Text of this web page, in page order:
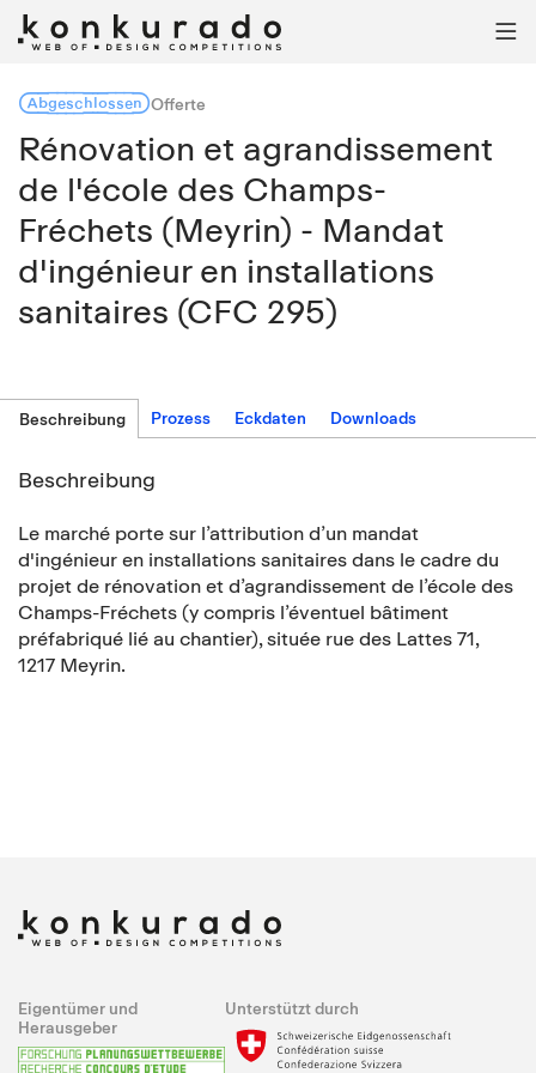

AbgeschlossenOfferte
Rénovation et agrandissement
de l'école des Champs-
Fréchets (Meyrin) - Mandat
d'ingénieur en installations
sanitaires (CFC 295)
Beschreibung Prozess Eckdaten Downloads
Beschreibung
Le marché porte sur l’attribution d’un mandat
d'ingénieur en installations sanitaires dans le cadre du
projet de rénovation et d’agrandissement de l’école des
Champs-Fréchets (y compris l’éventuel bâtiment
préfabriqué lié au chantier), située rue des Lattes 71,
1217 Meyrin.
Eigentümer und
Herausgeber
Unterstützt durch